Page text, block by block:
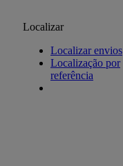
Localizar
Localizar envios
Localização por
referência